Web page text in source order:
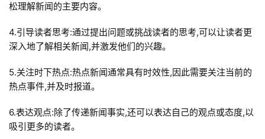
松理解新闻的主要内容。
4.引导读者思考:通过提出问题或挑战读者的思考,可以让读者更
深入地了解相关新闻,并激发他们的兴趣。
5.关注时下热点:热点新闻通常具有时效性,因此需要关注当前的
热点事件,并及时报道。
6.表达观点:除了传递新闻事实,还可以表达自己的观点或态度,以
吸引更多的读者。